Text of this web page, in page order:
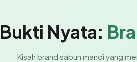
Bukti Nyata:
Kisah brand sabun mandi yang